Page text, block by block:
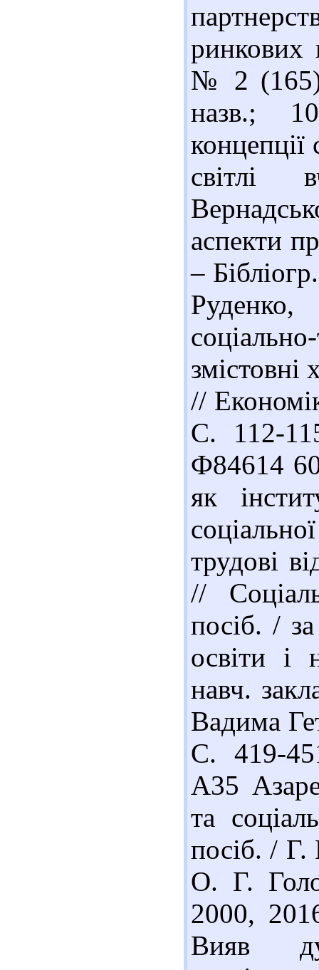
ринкових
№ 2
назв.;
світлі
аспекти
–
//
С. 112-
Ф84614
як
трудові
//
посіб. /
освіти і
навч.
Вадима
С. 419-
А35
та
посіб. / Г.
О. Г.
2000,
Вияв